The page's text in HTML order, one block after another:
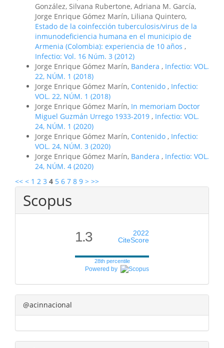
González, Silvana Rubertone, Adriana M. García,
Jorge Enrique Gómez Marín, Liliana Quintero,
Estado de la coinfección tuberculosis/virus de la
inmunodeficiencia humana en el municipio de
Armenia (Colombia): experiencia de 10 años ,
Infectio: Vol. 16 Núm. 3 (2012)
Jorge Enrique Gómez Marín, Bandera , Infectio: VOL.
22, NÚM. 1 (2018)
Jorge Enrique Gómez Marín, Contenido , Infectio:
VOL. 22, NÚM. 1 (2018)
Jorge Enrique Gómez Marín, In memoriam Doctor
Miguel Guzmán Urrego 1933-2019 , Infectio: VOL.
24, NÚM. 1 (2020)
Jorge Enrique Gómez Marín, Contenido , Infectio:
VOL. 24, NÚM. 3 (2020)
Jorge Enrique Gómez Marín, Bandera , Infectio: VOL.
24, NÚM. 4 (2020)
<< < 1 2 3 4 5 6 7 8 9 > >>
Scopus
1.3
2022
CiteScore
28th percentile
Powered by
@acinnacional